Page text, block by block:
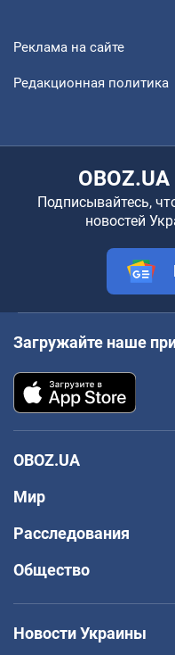
Реклама на сайте
Редакционная политика
Подписывайтесь,
новостей
Загружайте наше
OBOZ.UA
Мир
Расследования
Общество
Новости Украины